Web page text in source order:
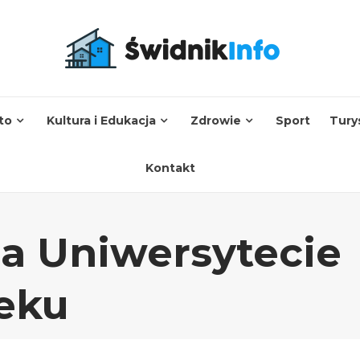
Kultura i Edukacja Zdrowie Sport
Kontakt
Uniwersytecie